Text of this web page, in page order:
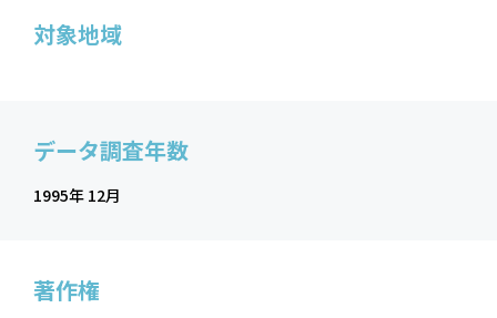
対象地域
データ調査年数
1995年 12月
著作権